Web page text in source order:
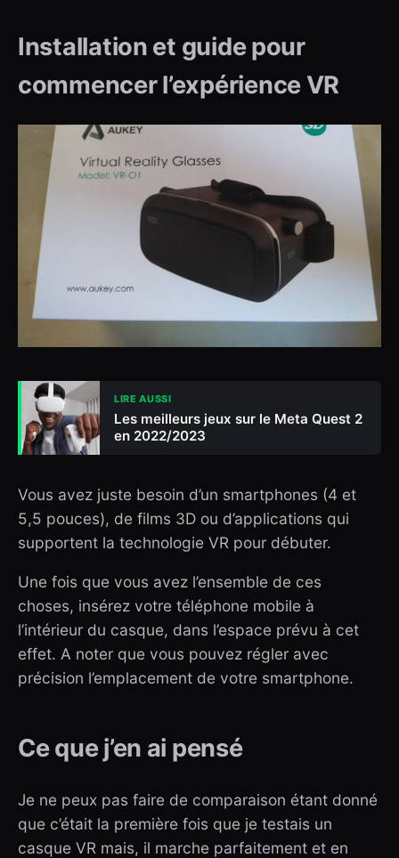
Installation et guide pour
commencer l’expérience VR
LIRE AUSSI
Les meilleurs jeux sur le Meta Quest 2
en 2022/2023
Vous avez juste besoin d’un smartphones (4 et
5,5 pouces), de films 3D ou d’applications qui
supportent la technologie VR pour débuter.
Une fois que vous avez l’ensemble de ces
choses, insérez votre téléphone mobile à
l’intérieur du casque, dans l’espace prévu à cet
effet. A noter que vous pouvez régler avec
précision l’emplacement de votre smartphone.
Ce que j’en ai pensé
Je ne peux pas faire de comparaison étant donné
que c’était la première fois que je testais un
casque VR mais, il marche parfaitement et en